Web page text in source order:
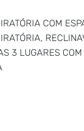
COM
3 LUGARES